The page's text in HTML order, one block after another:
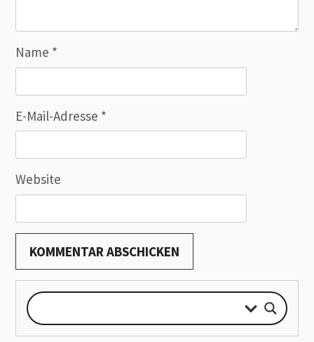
Name *
E-Mail-Adresse *
Website